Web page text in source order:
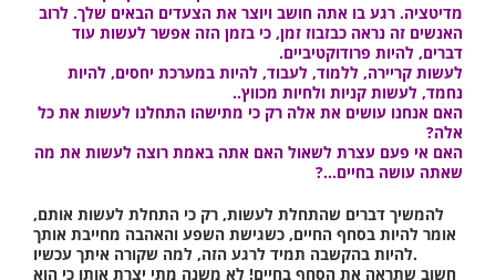
מדיטציה. רגע בו אתה חושב ויוצר את הצעדים הבאים שלך. לרוב
האנשים זה נראה כבזבוז זמן, כי בזמן הזה אפשר לעשות עוד
דברים, להיות פרודוקטיביים.
לעשות קריירה, ללמוד, לעבוד, להיות במערכת יחסים, להיות
נחמד, לעשות קניות ולחיות מכווץ..
האם אנחנו עושים את אלה רק כי מתישהו התחלנו לעשות את כל
אלה?
האם אי פעם עצרת לשאול האם אתה באמת רוצה לעשות את מה
שאתה עושה בחיים…?
להמשיך דברים שהתחלת לעשות, רק כי התחלת לעשות אותם,
אומר להיות בסחף החיים, כשגישת השפע והאהבה מחייבת אותך
להיות בהקשבה תמיד לרגע הזה, למה שקורה איתך עכשיו.
חשוב שתראה את הסחף בחיים! לא משנה מתי יצרת אותו כי הוא